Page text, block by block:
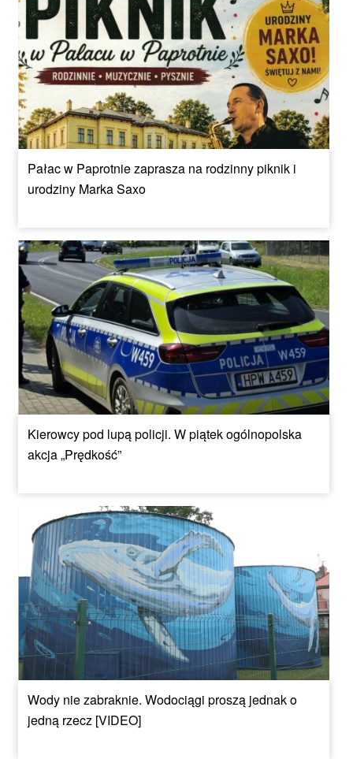
Pałac w Paprotnie zaprasza na rodzinny piknik i
urodziny Marka Saxo
Kierowcy pod lupą policji. W piątek ogólnopolska
akcja „Prędkość”
Wody nie zabraknie. Wodociągi proszą jednak o
jedną rzecz [VIDEO]